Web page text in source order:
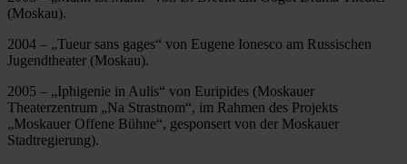
(Moskau).
2004 – „Tueur sans gages“ von Eugene Ionesco am Russischen
Jugendtheater (Moskau).
2005 – „Iphigenie in Aulis“ von Euripides (Moskauer
Theaterzentrum „Na Strastnom“, im Rahmen des Projekts
„Moskauer Offene Bühne“, gesponsert von der Moskauer
Stadtregierung).